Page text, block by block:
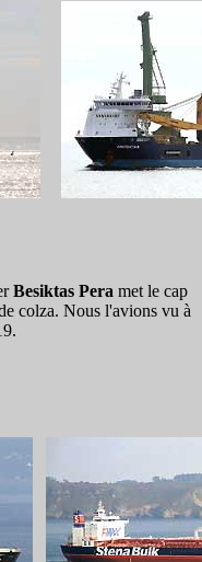
Besiktas Pera met le cap
colza. Nous l'avions vu à